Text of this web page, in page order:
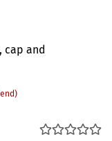
cap and